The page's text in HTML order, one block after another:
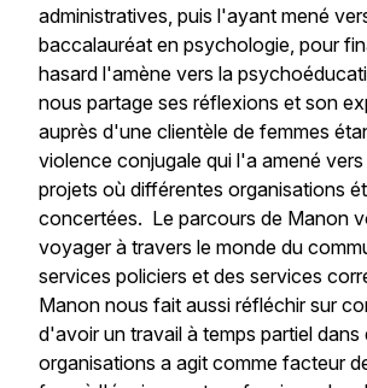
administratives, puis l'ayant mené
baccalauréat en psychologie, pour
hasard l'amène vers la
nous partage ses réflexions et son
auprès d'une clientèle de femmes
violence conjugale qui l'a amené
projets où différentes organisations
concertées. Le parcours de Manon
voyager à travers le monde du
services policiers et des services
Manon nous fait aussi réfléchir sur
d'avoir un travail à temps partiel dans
organisations a agit comme facteur